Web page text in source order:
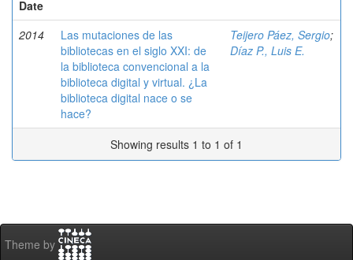
Date
2014
Las mutaciones de las
bibliotecas en el siglo XXI: de
la biblioteca convencional a la
biblioteca digital y virtual. ¿La
biblioteca digital nace o se
hace?
Teijero Páez, Sergio;
Díaz P., Luis E.
Showing results 1 to 1 of 1
Theme by